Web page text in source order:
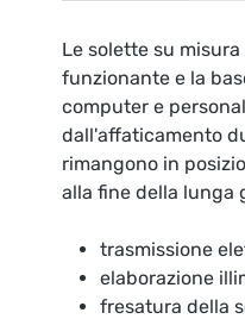
Le solette su
funzionante e la
computer e
dall'affaticamento
rimangono in
alla fine della lunga
trasmissione
elaborazione
fresatura della